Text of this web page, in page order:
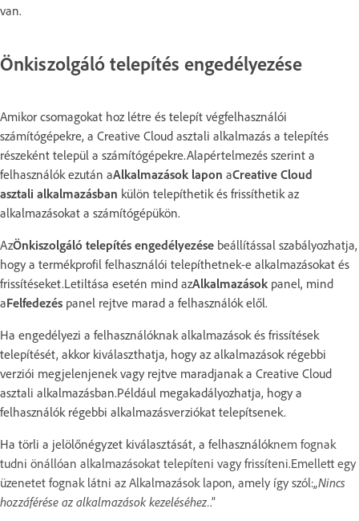
van.
Önkiszolgáló telepítés engedélyezése
Amikor csomagokat hoz létre és telepít végfelhasználói
számítógépekre, a Creative Cloud asztali alkalmazás a telepítés
részeként települ a számítógépekre.Alapértelmezés szerint a
felhasználók ezután aAlkalmazások lapon aCreative Cloud
asztali alkalmazásban külön telepíthetik és frissíthetik az
alkalmazásokat a számítógépükön.
AzÖnkiszolgáló telepítés engedélyezése beállítással szabályozhatja,
hogy a termékprofil felhasználói telepíthetnek-e alkalmazásokat és
frissítéseket.Letiltása esetén mind azAlkalmazások panel, mind
aFelfedezés panel rejtve marad a felhasználók elől.
Ha engedélyezi a felhasználóknak alkalmazások és frissítések
telepítését, akkor kiválaszthatja, hogy az alkalmazások régebbi
verziói megjelenjenek vagy rejtve maradjanak a Creative Cloud
asztali alkalmazásban.Például megakadályozhatja, hogy a
felhasználók régebbi alkalmazásverziókat telepítsenek.
Ha törli a jelölőnégyzet kiválasztását, a felhasználóknem fognak
tudni önállóan alkalmazásokat telepíteni vagy frissíteni.Emellett egy
üzenetet fognak látni az Alkalmazások lapon, amely így szól:„Nincs
hozzáférése az alkalmazások kezeléséhez..”